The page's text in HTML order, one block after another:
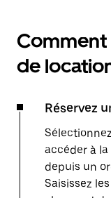
Comment
de
Réservez
accéder à
depuis un
Saisissez